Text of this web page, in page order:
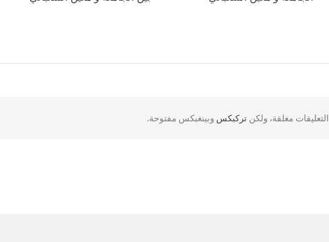
التعليقات مغلقة، ولكن تركبكس وبينغبكس مفتوحة.